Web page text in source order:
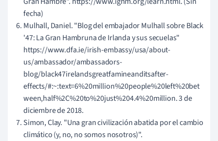
fecha)
Mulhall, Daniel. "Blog del embajador Mulhall sobre Black
'47: La Gran Hambruna de Irlanda y sus secuelas"
https://www.dfa.ie/irish-embassy/usa/about-
us/ambassador/ambassadors-
blog/black47irelandsgreatfamineanditsafter-
effects/#:~:text=6%20million%20people%20left%20bet
ween,half%2C%20to%20just%204.4%20million. 3 de
diciembre de 2018.
Simon, Clay. "Una gran civilización abatida por el cambio
climático (y, no, no somos nosotros)".